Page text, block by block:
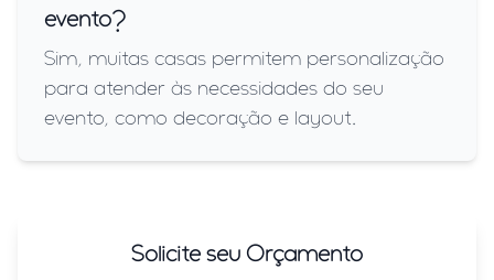
evento?
Sim, muitas casas permitem personalização
para atender às necessidades do seu
evento, como decoração e layout.
Solicite seu Orçamento